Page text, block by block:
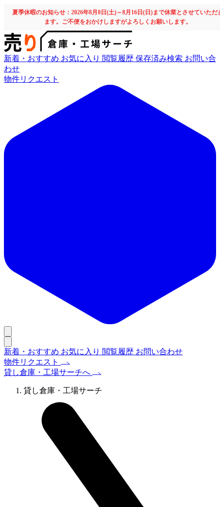
夏季休暇のお知らせ：2026年8月8日(土)～8月16日(日)まで休業とさせていただ
ます。ご不便をおかけしますがよろしくお願いします。
新着・おすすめ お気に入り 閲覧履歴 保存済み検索 お問い合
わせ
物件リクエスト
新着・おすすめ お気に入り 閲覧履歴 お問い合わせ
物件リクエスト
貸し倉庫・工場サーチへ
貸し倉庫・工場サーチ